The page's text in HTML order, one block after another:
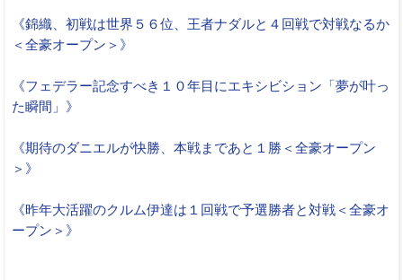
《錦織、初戦は世界５６位、王者ナダルと４回戦で対戦なるか
＜全豪オープン＞》
《フェデラー記念すべき１０年目にエキシビション「夢が叶っ
た瞬間」》
《期待のダニエルが快勝、本戦まであと１勝＜全豪オープン
＞》
《昨年大活躍のクルム伊達は１回戦で予選勝者と対戦＜全豪オ
ープン＞》